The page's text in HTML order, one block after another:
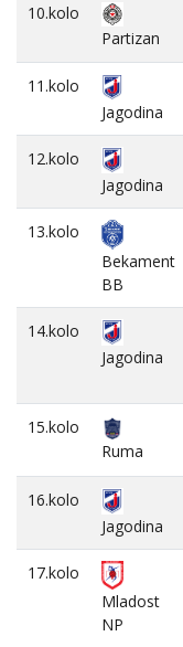
10.kolo
Partizan
11.kolo
Jagodina
12.kolo
Jagodina
13.kolo
Bekament
BB
14.kolo
Jagodina
15.kolo
Ruma
16.kolo
Jagodina
17.kolo
Mladost
NP